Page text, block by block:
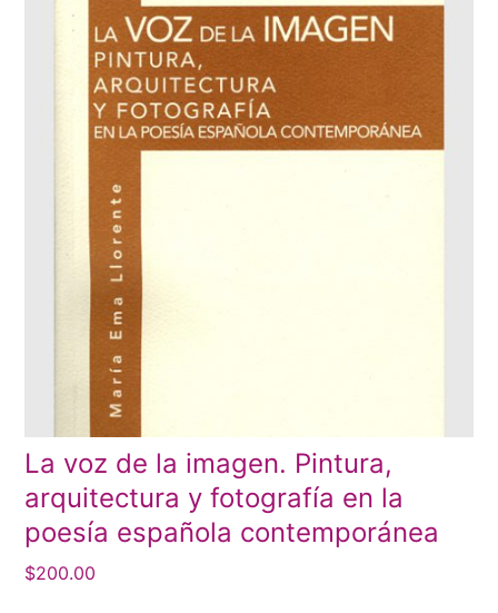
La voz de la imagen. Pintura,
arquitectura y fotografía en la
poesía española contemporánea
$200.00